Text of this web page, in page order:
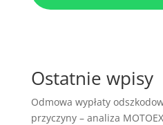
Ostatnie wpisy
Odmowa wypłaty
przyczyny – analiza